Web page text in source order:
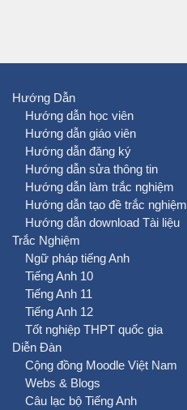
Hướng Dẫn
Hướng dẫn học viên
Hướng dẫn giáo viên
Hướng dẫn đăng ký
Hướng dẫn sửa thông tin
Hướng dẫn làm trắc nghiệm
Hướng dẫn tạo đề trắc nghiệm
Hướng dẫn download Tài liệu
Trắc Nghiệm
Ngữ pháp tiếng Anh
Tiếng Anh 10
Tiếng Anh 11
Tiếng Anh 12
Tốt nghiệp THPT quốc gia
Diễn Đàn
Cộng đồng Moodle Việt Nam
Webs & Blogs
Câu lạc bộ Tiếng Anh